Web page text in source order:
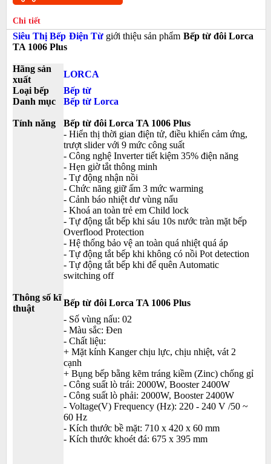
Chi tiết
Siêu Thị Bếp Điện Từgiới thiệu sản phẩm Bếp từ đôi Lorca
TA 1006 Plus
Hãng sản
xuất
LORCA
Loại bếp
Bếp từ
Danh mục
Bếp từ Lorca
Tính năng
Bếp từ đôi Lorca TA 1006 Plus
- Hiển thị thời gian điện tử, điều khiển cảm ứng,
trượt slider với 9 mức công suất
- Công nghệ Inverter tiết kiệm 35% điện năng
- Hẹn giờ tắt thông minh
- Tự động nhận nồi
- Chức năng giữ ấm 3 mức warming
- Cảnh báo nhiệt dư vùng nấu
- Khoá an toàn trẻ em Child lock
- Tự động tắt bếp khi sáu 10s nước tràn mặt bếp
Overflood Protection
- Hệ thống bảo vệ an toàn quá nhiệt quá áp
- Tự động tắt bếp khi không có nồi Pot detection
- Tự động tắt bếp khi để quên Automatic
switching off
Thông số kĩ
thuật
Bếp từ đôi Lorca TA 1006 Plus
- Số vùng nấu: 02
- Màu sắc: Đen
- Chất liệu:
+ Mặt kính Kanger chịu lực, chịu nhiệt, vát 2
cạnh
+ Bụng bếp bằng kẽm tráng kiềm (Zinc) chống gỉ
- Công suất lò trái: 2000W, Booster 2400W
- Công suất lò phải: 2000W, Booster 2400W
- Voltage(V) Frequency (Hz): 220 - 240 V /50 ~
60 Hz
- Kích thước bề mặt: 710 x 420 x 60 mm
- Kích thước khoét đá: 675 x 395 mm